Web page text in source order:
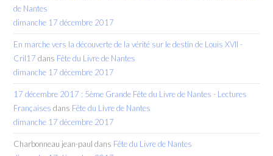
de Nantes
dimanche 17 décembre 2017
En marche vers la découverte de la vérité sur le destin de Louis XVII -
Cril17 dans Fête du Livre de Nantes
dimanche 17 décembre 2017
17 décembre 2017 : 5ème Grande Fête du Livre de Nantes - Lectures
Françaises dans Fête du Livre de Nantes
dimanche 17 décembre 2017
Charbonneau jean-paul dans Fête du Livre de Nantes